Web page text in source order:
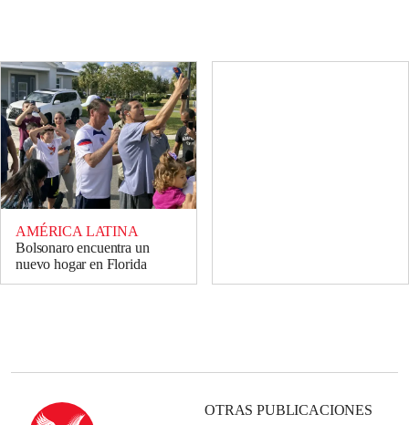
AMÉRICA LATINA
Bolsonaro encuentra un
nuevo hogar en Florida
OTRAS PUBLICACIONES